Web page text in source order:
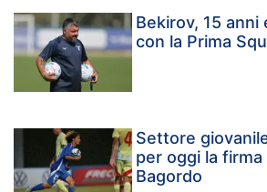
Bekirov, 15 anni
con la Prima
Settore
per oggi la firma
Bagordo